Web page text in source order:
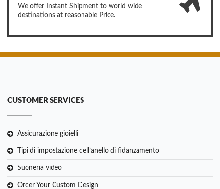
We offer Instant Shipment to world wide
destinations at reasonable Price.
CUSTOMER SERVICES
Assicurazione gioielli
Tipi di impostazione dell’anello di fidanzamento
Suoneria video
Order Your Custom Design